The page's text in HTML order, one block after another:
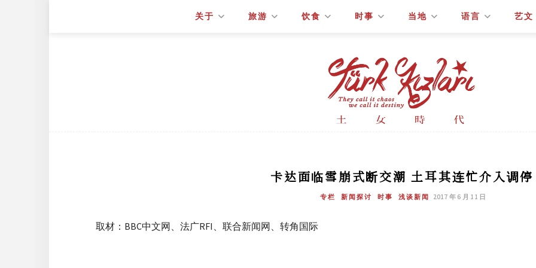
关于 旅游 饮食 时事 当地 语言 艺文
卡达面临雪崩式断交潮 土耳其连忙介入调停
专栏 新闻探讨 时事 浅谈新闻 2017 年 6 月 11 日
取材：BBC中文网、法广RFI、联合新闻网、转角国际